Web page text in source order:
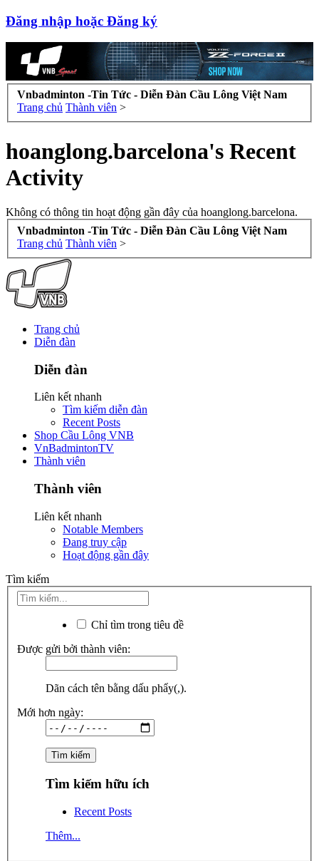
Đăng nhập hoặc Đăng ký
Vnbadminton -Tin Tức - Diễn Đàn Cầu Lông Việt Nam
Trang chủ Thành viên >
hoanglong.barcelona's Recent
Activity
Không có thông tin hoạt động gần đây của hoanglong.barcelona.
Vnbadminton -Tin Tức - Diễn Đàn Cầu Lông Việt Nam
Trang chủ Thành viên >
Trang chủ
Diễn đàn
Diễn đàn
Liên kết nhanh
Tìm kiếm diễn đàn
Recent Posts
Shop Cầu Lông VNB
VnBadmintonTV
Thành viên
Thành viên
Liên kết nhanh
Notable Members
Đang truy cập
Hoạt động gần đây
Tìm kiếm
Chỉ tìm trong tiêu đề
Được gửi bởi thành viên:
Dãn cách tên bằng dấu phẩy(,).
Mới hơn ngày:
Tìm kiếm hữu ích
Recent Posts
Thêm...